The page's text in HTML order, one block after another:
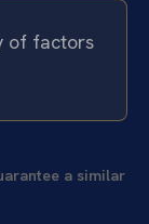
of factors
a similar